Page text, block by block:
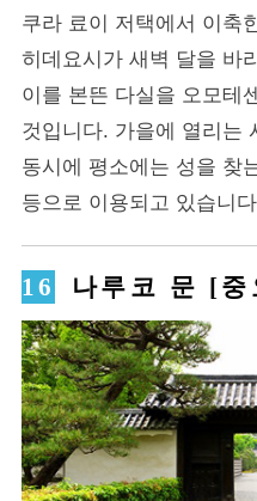
쿠라 료이 저택에서 이축
히데요시가 새벽 달을 바
이를 본뜬 다실을 오모테
것입니다. 가을에 열리는
동시에 평소에는 성을 찾
등으로 이용되고 있습니
나루코 문 [중